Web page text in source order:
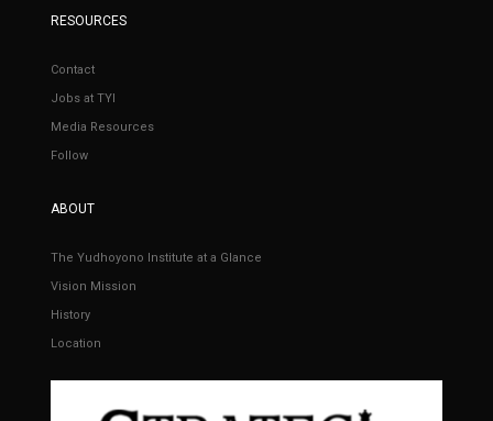
RESOURCES
Contact
Jobs at TYI
Media Resources
Follow
ABOUT
The Yudhoyono Institute at a Glance
Vision Mission
History
Location